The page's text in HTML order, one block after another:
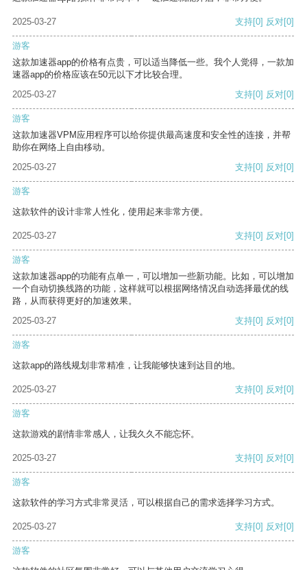
2025-03-27 支持[0] 反对[0]
游客
这款加速器app的价格有点贵，可以适当降低一些。我个人觉得，一款加
速器app的价格应该在50元以下才比较合理。
2025-03-27
支持[0] 反对[0]
游客
这款加速器VPM应用程序可以给你提供最高速度和安全性的连接，并帮
助你在网络上自由移动。
2025-03-27
支持[0] 反对[0]
游客
这款软件的设计非常人性化，使用起来非常方便。
2025-03-27 支持[0] 反对[0]
游客
这款加速器app的功能有点单一，可以增加一些新功能。比如，可以增加
一个自动切换线路的功能，这样就可以根据网络情况自动选择最优的线
路，从而获得更好的加速效果。
2025-03-27
支持[0] 反对[0]
游客
这款app的路线规划非常精准，让我能够快速到达目的地。
2025-03-27 支持[0] 反对[0]
游客
这款游戏的剧情非常感人，让我久久不能忘怀。
2025-03-27 支持[0] 反对[0]
游客
这款软件的学习方式非常灵活，可以根据自己的需求选择学习方式。
2025-03-27 支持[0] 反对[0]
游客